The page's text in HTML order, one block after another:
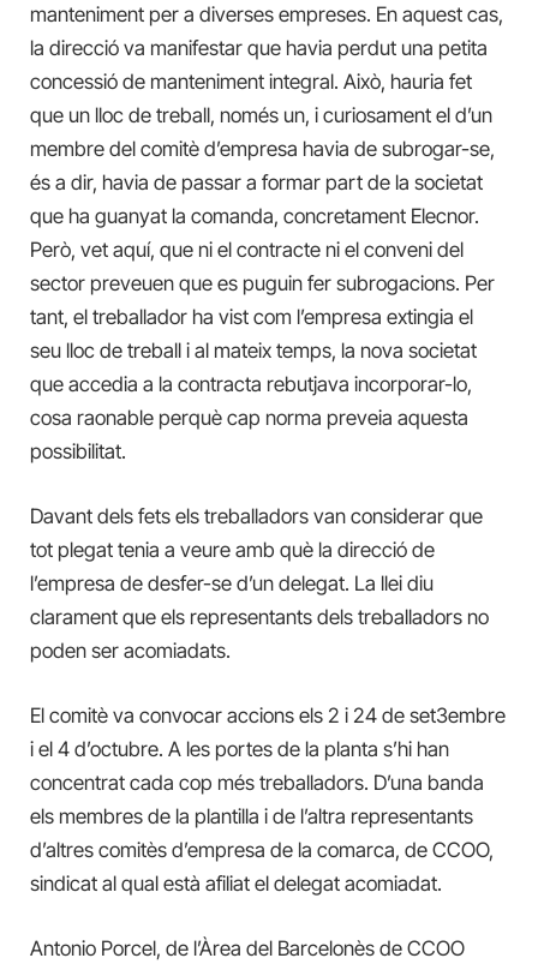
manteniment per a diverses empreses. En aquest cas,
la direcció va manifestar que havia perdut una petita
concessió de manteniment integral. Això, hauria fet
que un lloc de treball, només un, i curiosament el d’un
membre del comitè d’empresa havia de subrogar-se,
és a dir, havia de passar a formar part de la societat
que ha guanyat la comanda, concretament Elecnor.
Però, vet aquí, que ni el contracte ni el conveni del
sector preveuen que es puguin fer subrogacions. Per
tant, el treballador ha vist com l’empresa extingia el
seu lloc de treball i al mateix temps, la nova societat
que accedia a la contracta rebutjava incorporar-lo,
cosa raonable perquè cap norma preveia aquesta
possibilitat.
Davant dels fets els treballadors van considerar que
tot plegat tenia a veure amb què la direcció de
l’empresa de desfer-se d’un delegat. La llei diu
clarament que els representants dels treballadors no
poden ser acomiadats.
El comitè va convocar accions els 2 i 24 de set3embre
i el 4 d’octubre. A les portes de la planta s’hi han
concentrat cada cop més treballadors. D’una banda
els membres de la plantilla i de l’altra representants
d’altres comitès d’empresa de la comarca, de CCOO,
sindicat al qual està afiliat el delegat acomiadat.
Antonio Porcel, de l’Àrea del Barcelonès de CCOO